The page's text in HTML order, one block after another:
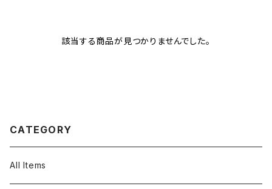
該当する商品が見つかりませんでした。
CATEGORY
All Items